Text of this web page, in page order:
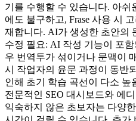
기를 수행할 수 있습니다. 아쉬
에도 불구하고, Frase 사용 시
재합니다. AI가 생성한 초안의
수정 필요: AI 작성 기능이 포
우 번역투가 섞이거나 문맥이
시 작업자의 윤문 과정이 동반
인해 초기 학습 곡선이 다소
전문적인 SEO 대시보드와 에
익숙하지 않은 초보자는 다양